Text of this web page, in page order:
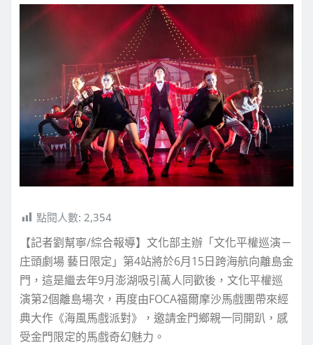
點閱人數: 2,354
【記者劉幫寧/綜合報導】文化部主辦「文化平權巡演－
庄頭劇場 藝日限定」第4站將於6月15日跨海航向離島金
門，這是繼去年9月澎湖吸引萬人同歡後，文化平權巡
演第2個離島場次，再度由FOCA福爾摩沙馬戲團帶來經
典大作《海風馬戲派對》，邀請金門鄉親一同開趴，感
受金門限定的馬戲奇幻魅力。